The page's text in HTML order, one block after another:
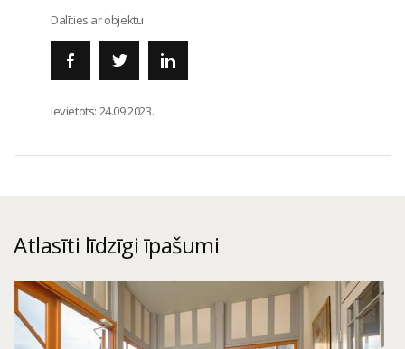
Dalīties ar objektu
Ievietots: 24.09.2023.
Atlasīti līdzīgi īpašumi